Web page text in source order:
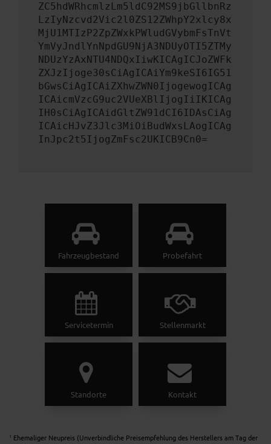
ZC5hdWRhcmlzLm5ldC92MS9jbGllbnRz
LzIyNzcvd2Vic2l0ZS12ZWhpY2xlcy8x
MjU1MTIzP2ZpZWxkPWludGVybmFsTnVt
YmVyJndlYnNpdGU9NjA3NDUyOTI5ZTMy
NDUzYzAxNTU4NDQxIiwKICAgICJoZWFk
ZXJzIjoge30sCiAgICAiYm9keSI6IG51
bGwsCiAgICAiZXhwZWN0IjogewogICAg
ICAicmVzcG9uc2VUeXBlIjogIiIKICAg
IH0sCiAgICAidGltZW91dCI6IDAsCiAg
ICAicHJvZ3Jlc3MiOiBudWxsLAogICAg
InJpc2t5IjogZmFsc2UKICB9Cn0=
Fahrzeugbestand Probefahrt
Servicetermin Stellenmarkt
Standorte Kontakt
1
Ehemaliger Neupreis (Unverbindliche Preisempfehlung des Herstellers am Tag der